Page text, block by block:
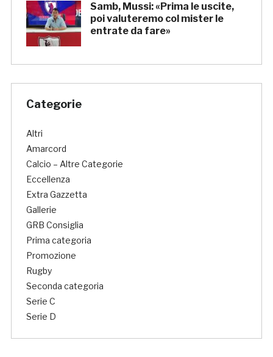
Samb, Mussi: «Prima le uscite,
poi valuteremo col mister le
entrate da fare»
Categorie
Altri
Amarcord
Calcio – Altre Categorie
Eccellenza
Extra Gazzetta
Gallerie
GRB Consiglia
Prima categoria
Promozione
Rugby
Seconda categoria
Serie C
Serie D